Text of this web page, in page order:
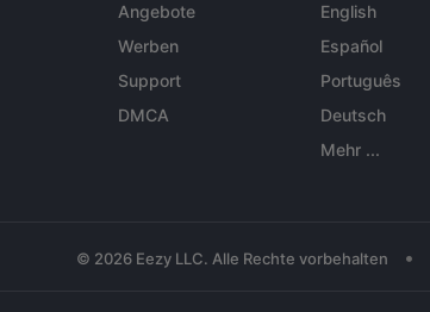
Angebote
Werben
Support
DMCA
English
Español
Português
Deutsch
Mehr ...
© 2026 Eezy LLC. Alle Rechte vorbehalten •